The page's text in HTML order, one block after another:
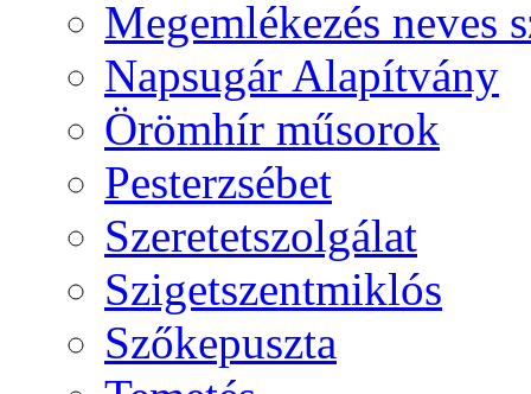
Megemlékezés neves
Napsugár Alapítvány
Örömhír műsorok
Pesterzsébet
Szeretetszolgálat
Szigetszentmiklós
Szőkepuszta